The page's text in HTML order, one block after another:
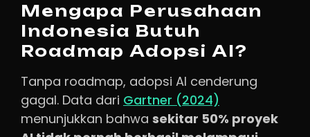
Mengapa Perusahaan
Indonesia Butuh
Roadmap Adopsi AI?
Tanpa roadmap, adopsi AI cenderung
gagal. Data dari Gartner (2024)
menunjukkan bahwa sekitar 50% proyek